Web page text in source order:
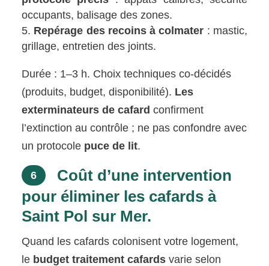
occupants, balisage des zones.
Repérage des recoins à colmater : mastic,
grillage, entretien des joints.
Durée : 1–3 h. Choix techniques co-décidés
(produits, budget, disponibilité). Les
exterminateurs de cafard confirment
l’extinction au contrôle ; ne pas confondre avec
un protocole puce de lit.
6
Coût d’une intervention
pour éliminer les cafards à
Saint Pol sur Mer.
Quand les cafards colonisent votre logement,
le budget traitement cafards varie selon